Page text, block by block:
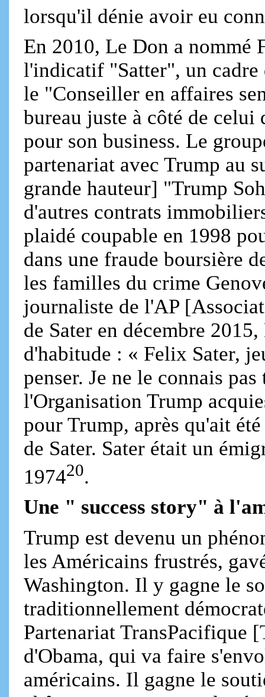
lorsqu'il dénie avoir eu
En 2010, Le Don a nommé
l'indicatif "Satter", un
le "Conseiller en affaires
bureau juste à côté de celui
pour son business. Le
partenariat avec Trump au
grande hauteur] "Trump
d'autres contrats
plaidé coupable en 1998
dans une fraude boursière
les familles du crime
journaliste de l'AP
de Sater en décembre
d'habitude : « Felix Sater,
penser. Je ne le connais
l'Organisation Trump
pour Trump, après qu'ait
de Sater. Sater était un
197420.
Une " success story" à
Trump est devenu un
les Américains frustrés,
Washington. Il y gagne le
traditionnellement
Partenariat TransPacifique
d'Obama, qui va faire
américains. Il gagne le